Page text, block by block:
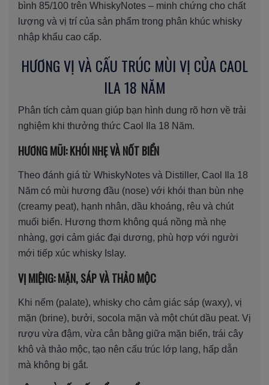
bình 85/100 trên WhiskyNotes – minh chứng cho chất
lượng và vị trí của sản phẩm trong phân khúc whisky
nhập khẩu cao cấp.
HƯƠNG VỊ VÀ CẤU TRÚC MÙI VỊ CỦA CAOL
ILA 18 NĂM
Phân tích cảm quan giúp bạn hình dung rõ hơn về trải
nghiệm khi thưởng thức Caol Ila 18 Năm.
HƯƠNG MŨI: KHÓI NHẸ VÀ NỐT BIỂN
Theo đánh giá từ WhiskyNotes và Distiller, Caol Ila 18
Năm có mùi hương đầu (nose) với khói than bùn nhẹ
(creamy peat), hạnh nhân, dầu khoáng, rêu và chút
muối biển. Hương thơm không quá nồng mà nhẹ
nhàng, gợi cảm giác đại dương, phù hợp với người
mới tiếp xúc whisky Islay.
VỊ MIỆNG: MẶN, SÁP VÀ THẢO MỘC
Khi nếm (palate), whisky cho cảm giác sáp (waxy), vị
mặn (brine), bưởi, socola mặn và một chút dầu peat. Vị
rượu vừa đậm, vừa cân bằng giữa mặn biển, trái cây
khô và thảo mộc, tạo nên cấu trúc lớp lang, hấp dẫn
mà không bị gắt.